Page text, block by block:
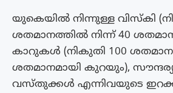
യുകെയിൽ നിന്നുള്ള വിസ്കി
ശതമാനത്തിൽ നിന്ന് 40
കാറുകൾ (നികുതി 100
ശതമാനമായി കുറയും),
വസ്തുക്കൾ എന്നിവയുടെ